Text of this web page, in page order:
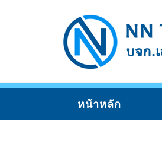
หน้าหลัก